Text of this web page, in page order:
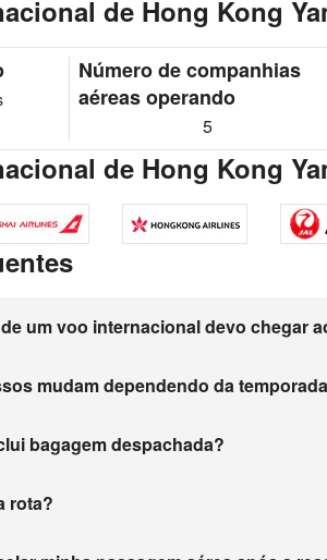
de Hong Kong
Número de companhias
aéreas operando
5
de Hong Kong
um voo internacional devo chegar
mudam dependendo da
bagagem despachada?
rota?